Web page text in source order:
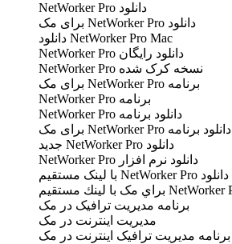
دانلود NetWorker Pro
دانلود NetWorker Pro برای مک
NetWorker Pro Mac دانلود
دانلود رایگان NetWorker Pro
نسخه کرک شده NetWorker Pro
برنامه NetWorker Pro برای مک
برنامه NetWorker Pro
دانلود برنامه NetWorker Pro
دانلود برنامه NetWorker Pro برای مک
دانلود NetWorker Pro جدید
دانلود نرم افزار NetWorker Pro
دانلود NetWorker Pro با لينک مستقيم
برنامه مدیریت ترافیک در مک
مدیریت اینترنت در مک
برنامه مدیریت ترافیک اینترنت در مک